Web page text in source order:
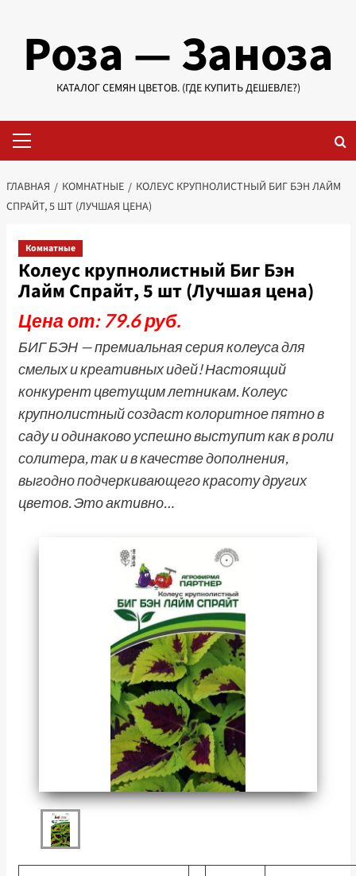
содержимому
Роза — Заноза
КАТАЛОГ СЕМЯН ЦВЕТОВ. (ГДЕ КУПИТЬ ДЕШЕВЛЕ?)
меню
ГЛАВНАЯ КОМНАТНЫЕ
КОЛЕУС КРУПНОЛИСТНЫЙ БИГ БЭН ЛАЙМ
СПРАЙТ, 5 ШТ (ЛУЧШАЯ ЦЕНА)
Комнатные
Колеус крупнолистный Биг Бэн
Лайм Спрайт, 5 шт (Лучшая цена)
Цена от: 79.6 руб.
БИГ БЭН — премиальная серия колеуса для
смелых и креативных идей! Настоящий
конкурент цветущим летникам. Колеус
крупнолистный создаст колоритное пятно в
саду и одинаково успешно выступит как в роли
солитера, так и в качестве дополнения,
выгодно подчеркивающего красоту других
цветов. Это активно…